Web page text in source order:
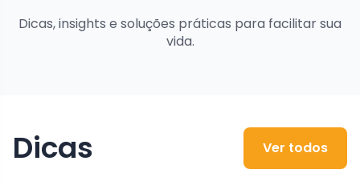
Dicas, insights e soluções práticas para facilitar sua
vida.
Dicas Ver todos